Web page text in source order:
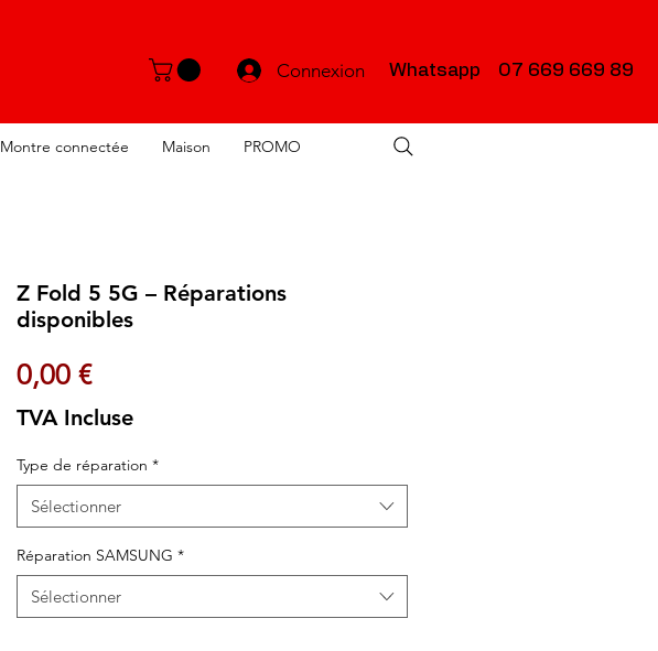
Connexion Whatsapp 07 669 669 89
Montre connectée Maison PROMO
Z Fold 5 5G – Réparations
disponibles
0,00 €Prix
TVA Incluse
Type de réparation *
Sélectionner
Réparation SAMSUNG *
Sélectionner